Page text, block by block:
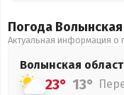
Погода Волынская
Актуальная информация о
Волынская
23° 13°